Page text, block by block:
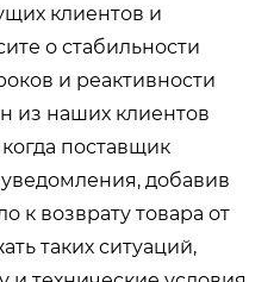
клиентов и
о стабильности
и реактивности
из наших клиентов
поставщик
добавив
к возврату товара от
таких ситуаций,